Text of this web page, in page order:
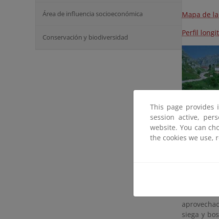
Área de influencia socioeconómica
Conservación y biodiversidad
Mapa de
Perfil
Longitud
Desnivel
siega y
This page provides
session active,
website. You can
the cookies we use,